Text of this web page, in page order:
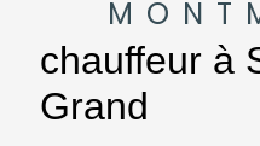
chauffeur à
Grand